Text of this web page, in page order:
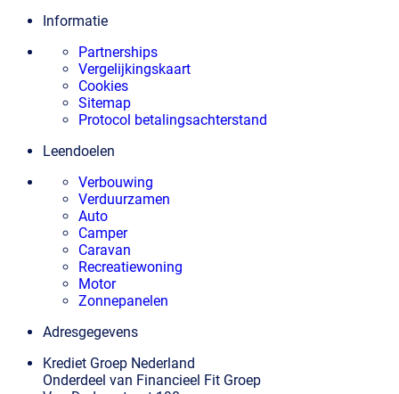
Informatie
Partnerships
Vergelijkingskaart
Cookies
Sitemap
Protocol betalingsachterstand
Leendoelen
Verbouwing
Verduurzamen
Auto
Camper
Caravan
Recreatiewoning
Motor
Zonnepanelen
Adresgegevens
Krediet Groep Nederland
Onderdeel van Financieel Fit Groep